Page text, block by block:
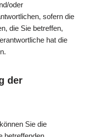
oder
sofern die
die Sie betreffen,
hat die
der
Sie die